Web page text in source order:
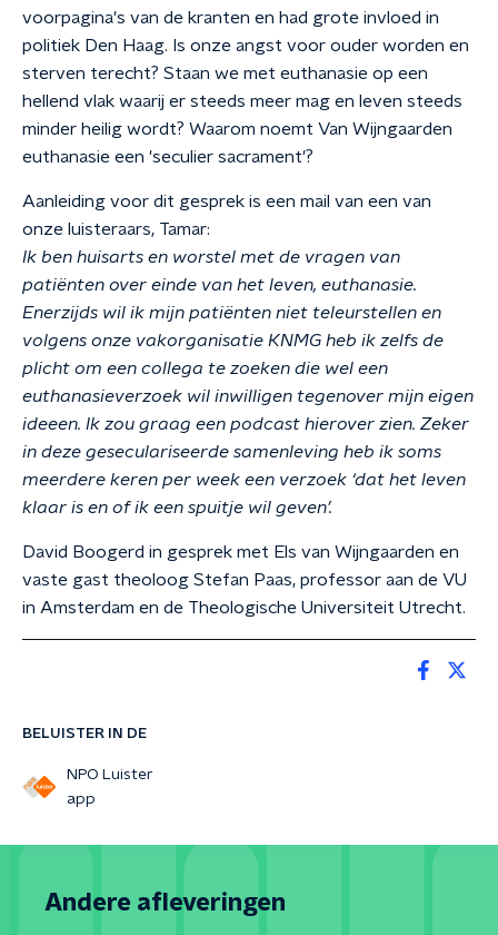
BELUISTER IN DE
NPO Luister
app
voorpagina's van de kranten en had grote invloed in
politiek Den Haag. Is onze angst voor ouder worden en
sterven terecht? Staan we met euthanasie op een
hellend vlak waarij er steeds meer mag en leven steeds
minder heilig wordt? Waarom noemt Van Wijngaarden
euthanasie een 'seculier sacrament'?
Aanleiding voor dit gesprek is een mail van een van
onze luisteraars, Tamar:
Ik ben huisarts en worstel met de vragen van
patiënten over einde van het leven, euthanasie.
Enerzijds wil ik mijn patiënten niet teleurstellen en
volgens onze vakorganisatie KNMG heb ik zelfs de
plicht om een collega te zoeken die wel een
euthanasieverzoek wil inwilligen tegenover mijn eigen
ideeen. Ik zou graag een podcast hierover zien. Zeker
in deze geseculariseerde samenleving heb ik soms
meerdere keren per week een verzoek ‘dat het leven
klaar is en of ik een spuitje wil geven’.
David Boogerd in gesprek met Els van Wijngaarden en
vaste gast theoloog Stefan Paas, professor aan de VU
in Amsterdam en de Theologische Universiteit Utrecht.
Andere afleveringen